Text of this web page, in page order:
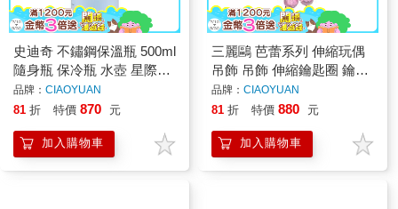
史迪奇 不鏽鋼保溫瓶 500ml
隨身瓶 保冷瓶 水壺 星際寶
貝 Stitch Skater
品牌： CIAOYUAN
81 折 特價 870 元
加入購物車
三麗鷗 芭蕾系列 伸縮玩偶
吊飾 吊飾 伸縮鑰匙圈 鑰匙
圈 造型鑰匙圈 娃娃 絨毛玩
偶 美樂蒂 酷洛米 彼安諾
品牌： CIAOYUAN
81 折 特價 880 元
加入購物車